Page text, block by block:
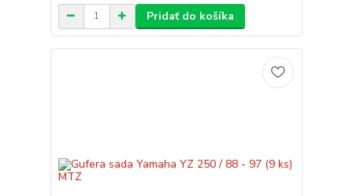
Pridať do košíka